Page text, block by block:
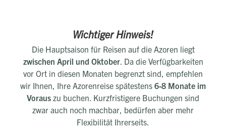
Wichtiger Hinweis!
Die Hauptsaison für Reisen auf die Azoren liegt
zwischen April und Oktober. Da die Verfügbarkeiten
vor Ort in diesen Monaten begrenzt sind, empfehlen
wir Ihnen, Ihre Azorenreise spätestens 6-8 Monate im
Voraus zu buchen. Kurzfristigere Buchungen sind
zwar auch noch machbar, bedürfen aber mehr
Flexibilität Ihrerseits.